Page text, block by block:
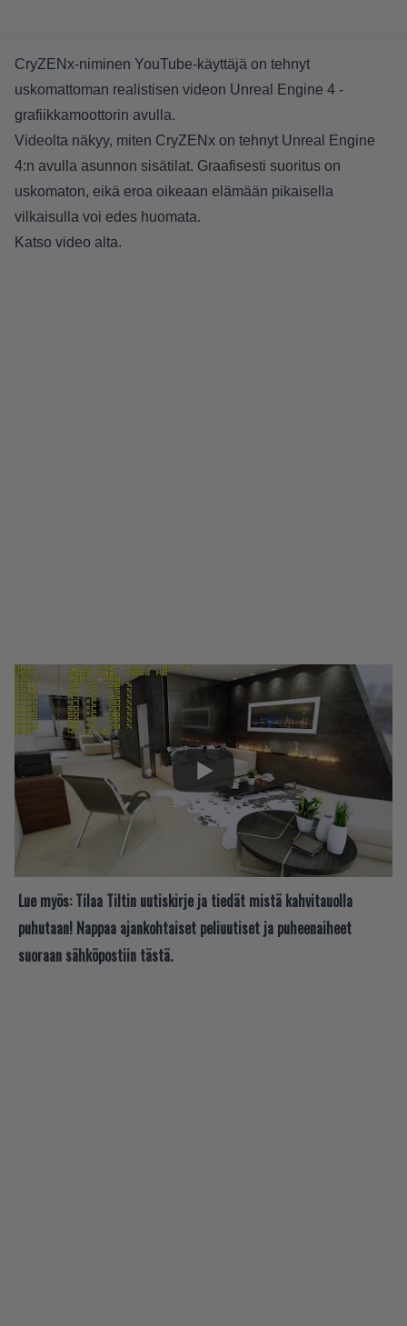
CryZENx-niminen YouTube-käyttäjä on tehnyt
uskomattoman realistisen videon Unreal Engine 4 -
grafiikkamoottorin avulla.
Videolta näkyy, miten CryZENx on tehnyt Unreal Engine
4:n avulla asunnon sisätilat. Graafisesti suoritus on
uskomaton, eikä eroa oikeaan elämään pikaisella
vilkaisulla voi edes huomata.
Katso video alta.
Lue myös: Tilaa Tiltin uutiskirje ja tiedät mistä kahvitauolla
puhutaan! Nappaa ajankohtaiset peliuutiset ja puheenaiheet
suoraan sähköpostiin tästä.